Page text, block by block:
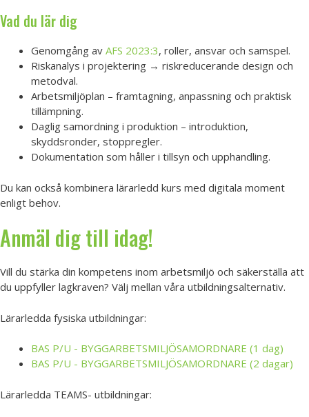
Vad du lär dig
Genomgång av AFS 2023:3, roller, ansvar och samspel.
Riskanalys i projektering → riskreducerande design och
metodval.
Arbetsmiljöplan – framtagning, anpassning och praktisk
tillämpning.
Daglig samordning i produktion – introduktion,
skyddsronder, stoppregler.
Dokumentation som håller i tillsyn och upphandling.
Du kan också kombinera lärarledd kurs med digitala moment
enligt behov.
Anmäl dig till idag!
Vill du stärka din kompetens inom arbetsmiljö och säkerställa att
du uppfyller lagkraven? Välj mellan våra utbildningsalternativ.
Lärarledda fysiska utbildningar:
BAS P/U - BYGGARBETSMILJÖSAMORDNARE (1 dag)
BAS P/U - BYGGARBETSMILJÖSAMORDNARE (2 dagar)
Lärarledda TEAMS- utbildningar: